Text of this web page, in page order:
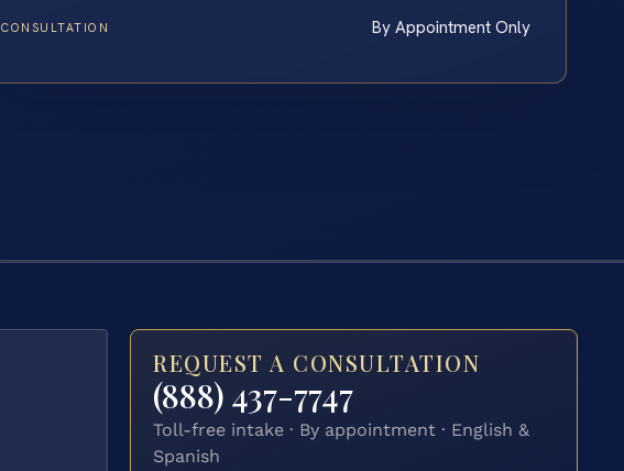
CONSULTATION By Appointment Only
REQUEST A CONSULTATION
(888) 437-7747
Toll-free intake · By appointment · English &
Spanish